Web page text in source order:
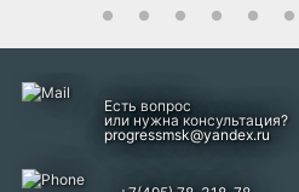
Есть вопрос
или нужна консультация?
progressmsk@yandex.ru